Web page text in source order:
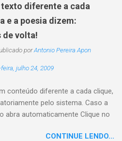
diferente a cada
e a poesia dizem:
de volta!
porAntonio Pereira Apon
julho 24, 2009
conteúdo diferente a cada clique,
pelo sistema. Caso a
abra automaticamente Clique no
CONTINUE LENDO...